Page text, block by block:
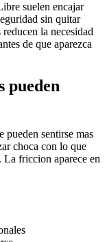
suelen encajar
sin quitar
la necesidad
de que aparezca
pueden
sentirse mas
choca con lo que
La friccion aparece en